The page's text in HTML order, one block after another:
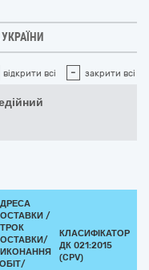
відкрити всі - закрити всі
/
КЛАСИФІКАТОР
ДК 021:2015
(CPV)